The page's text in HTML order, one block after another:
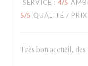
SERVICE : 4/5
5/5 QUALITÉ / PRIX
Très bon accueil,